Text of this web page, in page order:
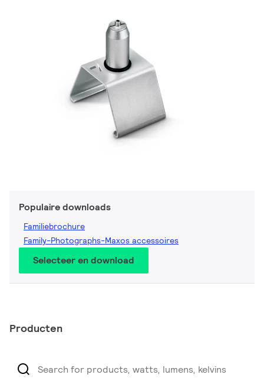
Populaire downloads
Familiebrochure
Family-Photographs-Maxos accessoires
Selecteer en download
Producten